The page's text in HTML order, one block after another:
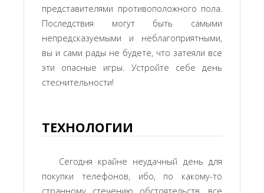
представителями противоположного пола.
Последствия могут быть самыми
непредсказуемыми и неблагоприятными,
вы и сами рады не будете, что затеяли все
эти опасные игры. Устройте себе день
стеснительности!
ТЕХНОЛОГИИ
Сегодня крайне неудачный день для
покупки телефонов, ибо, по какому-то